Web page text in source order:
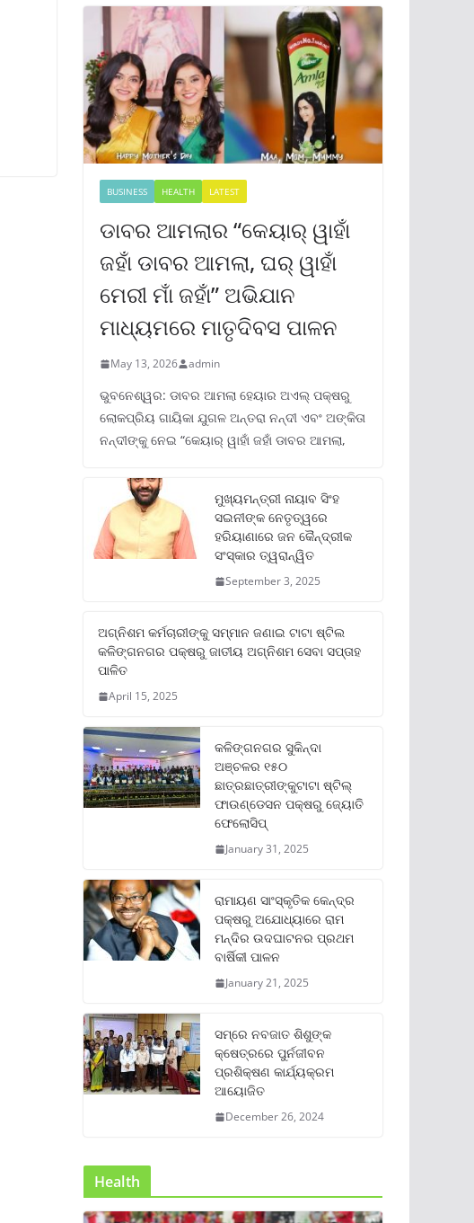
BUSINESS HEALTH LATEST
ଡାବର ଆମଲାର “କେୟାର୍ ୱାହାଁ
ଜହାଁ ଡାବର ଆମଲା, ଘର୍ ୱାହାଁ
ମେରୀ ମାଁ ଜହାଁ” ଅଭିଯାନ
ମାଧ୍ୟମରେ ମାତୃଦିବସ ପାଳନ
May 13, 2026 admin
ଭୁବନେଶ୍ୱର: ଡାବର ଆମଲା ହେୟାର ଅଏଲ୍ ପକ୍ଷରୁ
ଲୋକପ୍ରିୟ ଗାୟିକା ଯୁଗଳ ଅନ୍ତରା ନନ୍ଦୀ ଏବଂ ଅଙ୍କିତା
ନନ୍ଦୀଙ୍କୁ ନେଇ “କେୟାର୍ ୱାହାଁ ଜହାଁ ଡାବର ଆମଲା,
ମୁଖ୍ୟମନ୍ତ୍ରୀ ନାୟାବ ସିଂହ
ସଇନୀଙ୍କ ନେତୃତ୍ୱରେ
ହରିୟାଣାରେ ଜନ କୈନ୍ଦ୍ରୀକ
ସଂସ୍କାର ତ୍ୱରାନ୍ୱିତ
September 3, 2025
ଅଗ୍ନିଶମ କର୍ମଚାରୀଙ୍କୁ ସମ୍ମାନ ଜଣାଇ ଟାଟା ଷ୍ଟିଲ
କଳିଙ୍ଗନଗର ପକ୍ଷରୁ ଜାତୀୟ ଅଗ୍ନିଶମ ସେବା ସପ୍ତାହ
ପାଳିତ
April 15, 2025
କଳିଙ୍ଗନଗର ସୁକିନ୍ଦା
ଅଞ୍ଚଳର ୧୫୦
ଛାତ୍ରଛାତ୍ରୀଙ୍କୁଟାଟା ଷ୍ଟିଲ୍
ଫାଉଣ୍ଡେସନ ପକ୍ଷରୁ ଜ୍ୟୋତି
ଫେଲୋସିପ୍‌
January 31, 2025
ରାମାୟଣ ସାଂସ୍କୃତିକ କେନ୍ଦ୍ର
ପକ୍ଷରୁ ଅଯୋଧ୍ୟାରେ ରାମ
ମନ୍ଦିର ଉଦଘାଟନର ପ୍ରଥମ
ବାର୍ଷିକୀ ପାଳନ
January 21, 2025
ସମ୍‌ରେ ନବଜାତ ଶିଶୁଙ୍କ
କ୍ଷେତ୍ରରେ ପୁର୍ନଜୀବନ
ପ୍ରଶିକ୍ଷଣ କାର୍ଯ୍ୟକ୍ରମ
ଆୟୋଜିତ
December 26, 2024
Health